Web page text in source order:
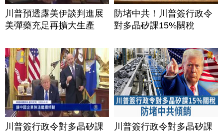
川普預透露美伊談判進展
美彈藥充足再擴大生產
防堵中共！川普簽行政令
對多晶矽課15%關稅
川普簽行政令對多晶矽課
川普簽行政令對多晶矽課